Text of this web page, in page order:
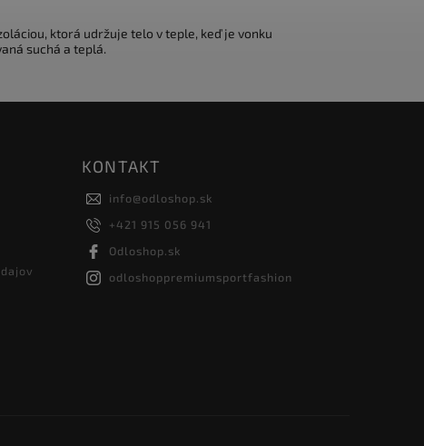
ktorá udržuje telo v teple, keď je vonku
suchá a teplá.
KONTAKT
info@odloshop.sk
+421 915 056 941
Odloshop.sk
odloshoppremiumsportfashion